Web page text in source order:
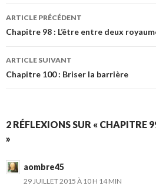
Navigation
des
articles
ARTICLE PRÉCÉDENT
Chapitre 98 : L’être entre deux
ARTICLE SUIVANT
Chapitre 100 : Briser la barrière
2 RÉFLEXIONS SUR « CHAPITRE
»
aombre45
29 JUILLET 2015 À 10 H 14 MIN